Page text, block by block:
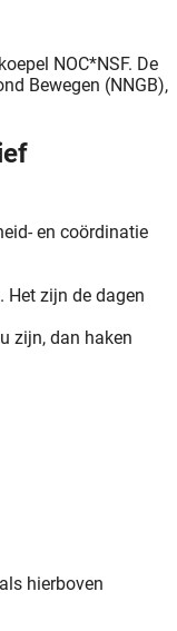
NOC*NSF. De
Bewegen (NNGB),
en coördinatie
Het zijn de dagen
zijn, dan haken
hierboven